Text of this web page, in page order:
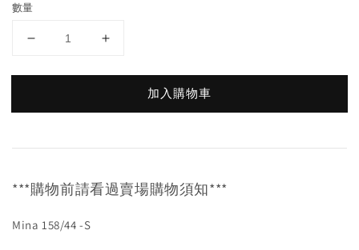
數量
加入購物車
***購物前請看過賣場購物須知***
Mina 158/44 -S